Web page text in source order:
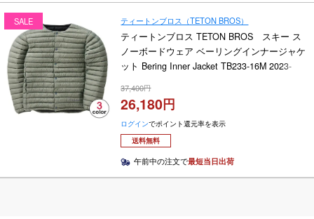
SALE ティートンブロス（TETON BROS）
ティートンブロス TETON BROS スキー ス
ノーボードウェア ベーリングインナージャケ
ット Bering Inner Jacket TB233-16M 2023-
37,400
26,180
ログインでポイント還元率を表示
送料無料
午前中の注文で最短当日出荷